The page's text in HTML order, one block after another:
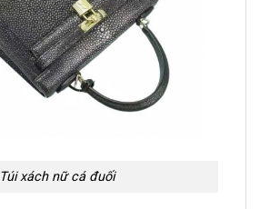
Túi xách nữ cá đuối